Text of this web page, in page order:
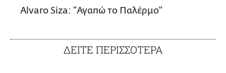
Alvaro Siza: "Αγαπώ το Παλέρμο"
ΔΕΙΤΕ ΠΕΡΙΣΣΟΤΕΡΑ